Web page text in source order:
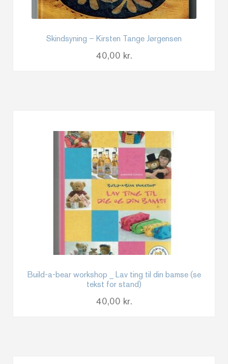
Skindsyning – Kirsten Tange Jørgensen
40,00 kr.
Build-a-bear workshop _ Lav ting til din bamse (se
tekst for stand)
40,00 kr.